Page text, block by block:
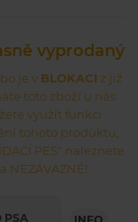
vyprodaný
je v BLOKACI z již
toto zboží u nás
využít funkci
tohoto produktu,
PES" naleznete
NEZÁVAZNÉ!
PSA INFO